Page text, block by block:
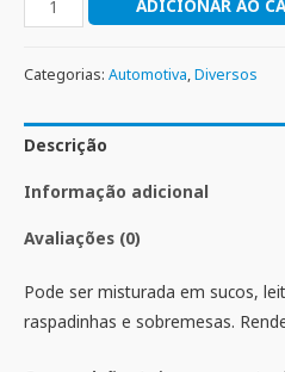
ADICIONAR AO
Categorias: Automotiva,Diversos
Descrição
Informação adicional
Avaliações (0)
Pode ser misturada em sucos,
raspadinhas e sobremesas.